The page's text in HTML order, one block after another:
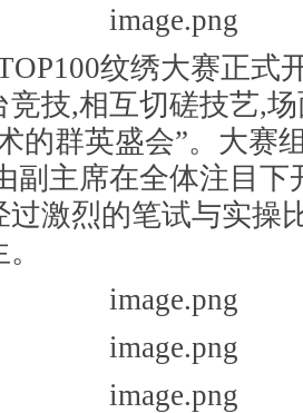
纹绣大赛正式